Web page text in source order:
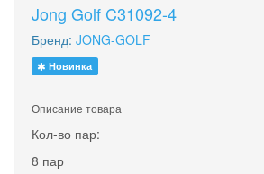
Jong Golf C31092-4
Бренд: JONG-GOLF
Новинка
Описание товара
Кол-во пар:
8 пар